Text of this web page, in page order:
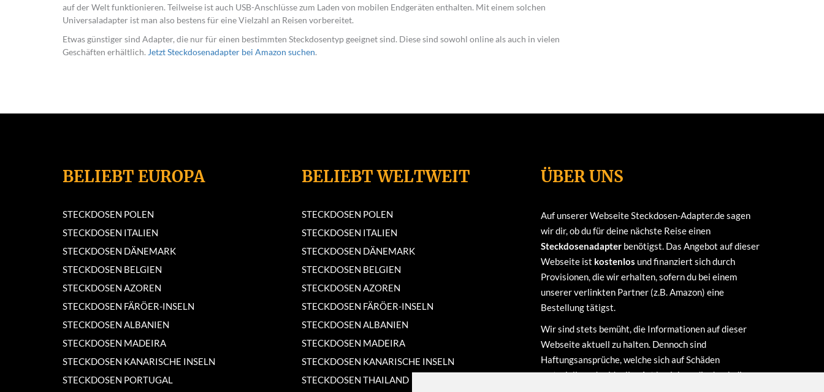
auf der Welt funktionieren. Teilweise ist auch USB-Anschlüsse zum Laden von mobilen Endgeräten enthalten. Mit einem solchen
Universaladapter ist man also bestens für eine Vielzahl an Reisen vorbereitet.
Etwas günstiger sind Adapter, die nur für einen bestimmten Steckdosentyp geeignet sind. Diese sind sowohl online als auch in vielen
Geschäften erhältlich. Jetzt Steckdosenadapter bei Amazon suchen.
BELIEBT EUROPA
STECKDOSEN POLEN
STECKDOSEN ITALIEN
STECKDOSEN DÄNEMARK
STECKDOSEN BELGIEN
STECKDOSEN AZOREN
STECKDOSEN FÄRÖER-INSELN
STECKDOSEN ALBANIEN
STECKDOSEN MADEIRA
STECKDOSEN KANARISCHE INSELN
STECKDOSEN PORTUGAL
BELIEBT WELTWEIT
STECKDOSEN POLEN
STECKDOSEN ITALIEN
STECKDOSEN DÄNEMARK
STECKDOSEN BELGIEN
STECKDOSEN AZOREN
STECKDOSEN FÄRÖER-INSELN
STECKDOSEN ALBANIEN
STECKDOSEN MADEIRA
STECKDOSEN KANARISCHE INSELN
STECKDOSEN THAILAND
ÜBER UNS
Auf unserer Webseite Steckdosen-Adapter.de sagen
wir dir, ob du für deine nächste Reise einen
Steckdosenadapter benötigst. Das Angebot auf dieser
Webseite ist kostenlos und finanziert sich durch
Provisionen, die wir erhalten, sofern du bei einem
unserer verlinkten Partner (z.B. Amazon) eine
Bestellung tätigst.
Wir sind stets bemüht, die Informationen auf dieser
Webseite aktuell zu halten. Dennoch sind
Haftungsansprüche, welche sich auf Schäden
materieller oder ideeller Art beziehen, die durch die